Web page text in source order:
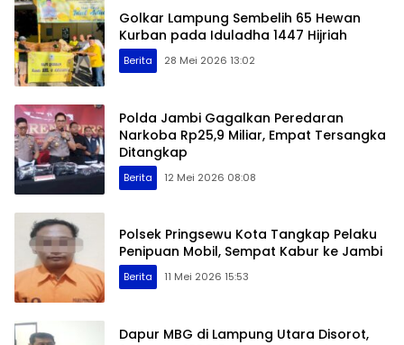
Golkar Lampung Sembelih 65 Hewan
Kurban pada Iduladha 1447 Hijriah
Berita 28 Mei 2026 13:02
Polda Jambi Gagalkan Peredaran
Narkoba Rp25,9 Miliar, Empat Tersangka
Ditangkap
Berita 12 Mei 2026 08:08
Polsek Pringsewu Kota Tangkap Pelaku
Penipuan Mobil, Sempat Kabur ke Jambi
Berita 11 Mei 2026 15:53
Dapur MBG di Lampung Utara Disorot,